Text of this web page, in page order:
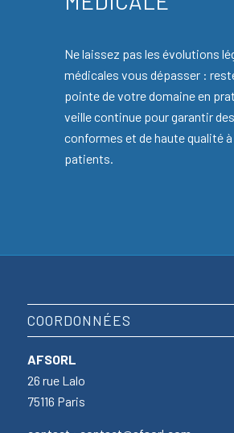
Ne laissez pas les évolutions
médicales vous dépasser :
pointe de votre domaine en
veille continue pour garantir
conformes et de haute qualité
patients.
COORDONNÉES
AFSORL
26 rue Lalo
75116 Paris